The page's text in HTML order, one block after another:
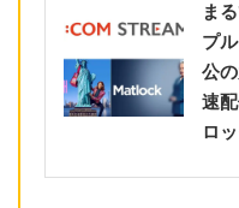
ま
プ
公
速
ロッ